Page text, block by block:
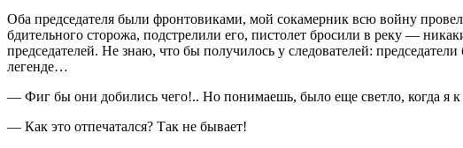
Оба председателя были фронтовиками, мой сокамерник всю войну провел
бдительного сторожа, подстрелили его, пистолет бросили в реку —
председателей. Не знаю, что бы получилось у следователей:
легенде…
— Фиг бы они добились чего!.. Но понимаешь, было еще светло, когда я к
— Как это отпечатался? Так не бывает!